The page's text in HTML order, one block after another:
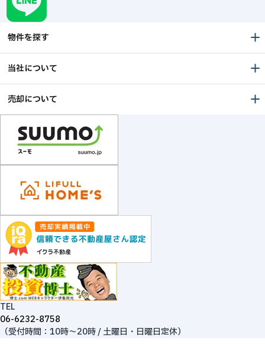
物件を探す
当社について
売却について
TEL
06-6232-8758
（受付時間：10時～20時 / 土曜日・日曜日定休）